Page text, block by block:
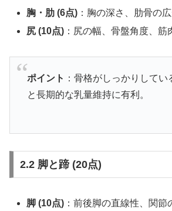
胸・肋 (6点) ：胸の深さ、肋骨の
尻 (10点) ：尻の幅、骨盤角度、筋
ポイント ：骨格がしっかりして
と長期的な乳量維持に有利。
2.2 脚と蹄 (20点)
脚 (10点) ：前後脚の直線性、関